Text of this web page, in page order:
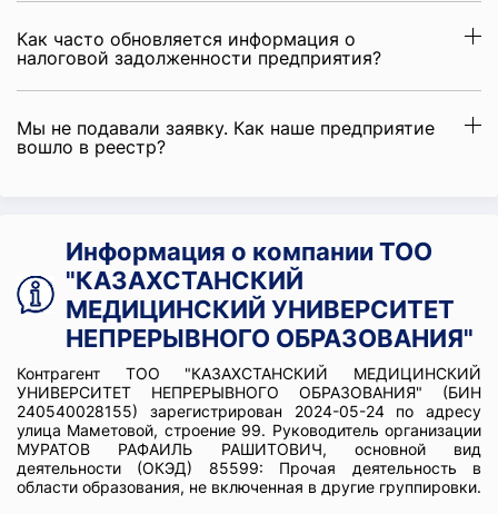
Как часто обновляется информация о
налоговой задолженности предприятия?
Мы не подавали заявку. Как наше предприятие
вошло в реестр?
Информация о компании ТОО
"КАЗАХСТАНСКИЙ
МЕДИЦИНСКИЙ УНИВЕРСИТЕТ
НЕПРЕРЫВНОГО ОБРАЗОВАНИЯ"
Контрагент ТОО "КАЗАХСТАНСКИЙ МЕДИЦИНСКИЙ
УНИВЕРСИТЕТ НЕПРЕРЫВНОГО ОБРАЗОВАНИЯ" (БИН
240540028155) зарегистрирован 2024-05-24 по адресу
улица Маметовой, строение 99. Руководитель организации
МУРАТОВ РАФАИЛЬ РАШИТОВИЧ, основной вид
деятельности (ОКЭД) 85599: Прочая деятельность в
области образования, не включенная в другие группировки.